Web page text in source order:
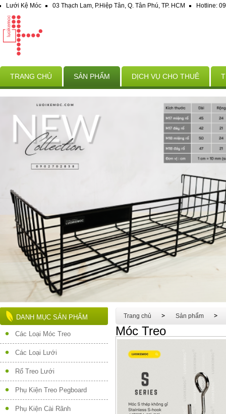
Lưới Kệ Móc 03 Thạch Lam, P.Hiệp Tân, Q. Tân Phú, TP. HCM Hotline:
TRANG CHỦ SẢN PHẨM DỊCH VỤ CHO THUÊ
DANH MỤC SẢN PHẨM
Các Loại Móc Treo
Các Loại Lưới
Rổ Treo Lưới
Phụ Kiện Treo Pegboard
Phụ Kiện Cài Rãnh
Trang chủ Sản phẩm
Móc Treo